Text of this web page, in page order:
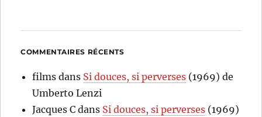
COMMENTAIRES RÉCENTS
films dans Si douces, si perverses (1969) de
Umberto Lenzi
Jacques C dans Si douces, si perverses (1969)